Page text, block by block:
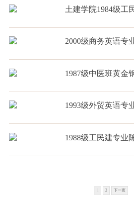
土建学院1984级工
2000级商务英语专
1987级中医班黄金
1993级外贸英语专
1988级工民建专业
2 下一页